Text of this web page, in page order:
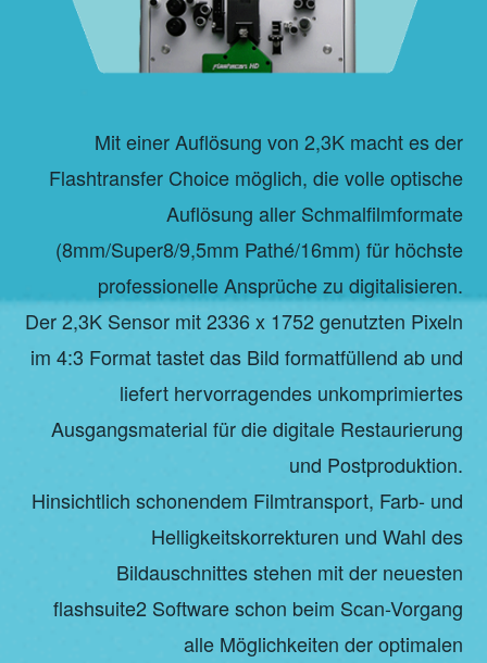
Mit einer Auflösung von 2,3K macht es der
Flashtransfer Choice möglich, die volle optische
Auflösung aller Schmalfilmformate
(8mm/Super8/9,5mm Pathé/16mm) für höchste
professionelle Ansprüche zu digitalisieren.
Der 2,3K Sensor mit 2336 x 1752 genutzten Pixeln
im 4:3 Format tastet das Bild formatfüllend ab und
liefert hervorragendes unkomprimiertes
Ausgangsmaterial für die digitale Restaurierung
und Postproduktion.
Hinsichtlich schonendem Filmtransport, Farb- und
Helligkeitskorrekturen und Wahl des
Bildauschnittes stehen mit der neuesten
flashsuite2 Software schon beim Scan-Vorgang
alle Möglichkeiten der optimalen